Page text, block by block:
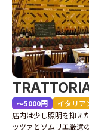
〜5000円 イタリア
店内は少し照明を抑え
ッツァとソムリエ厳選